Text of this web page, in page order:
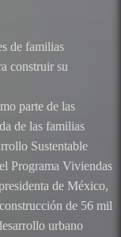
de familias
construir su
parte de las
de las familias
Sustentable
Programa Viviendas
de México,
de 56 mil
urbano